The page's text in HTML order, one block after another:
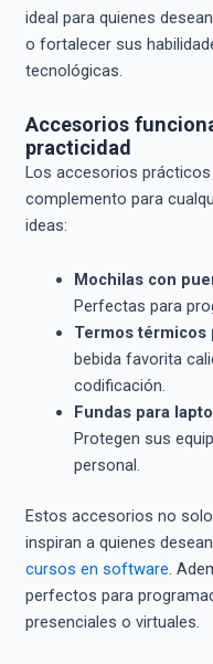
ideal para quienes desean
o fortalecer sus
tecnológicas.
Accesorios
practicidad
Los accesorios
complemento para
ideas:
Mochilas con
Perfectas para
Termos térmicos
bebida favorita
codificación.
Fundas para
Protegen sus
personal.
Estos accesorios no
inspiran a quienes
cursos en software.
perfectos para
presenciales o virtuales.